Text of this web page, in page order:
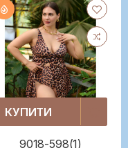
КУПИТИ
9018-598(1)